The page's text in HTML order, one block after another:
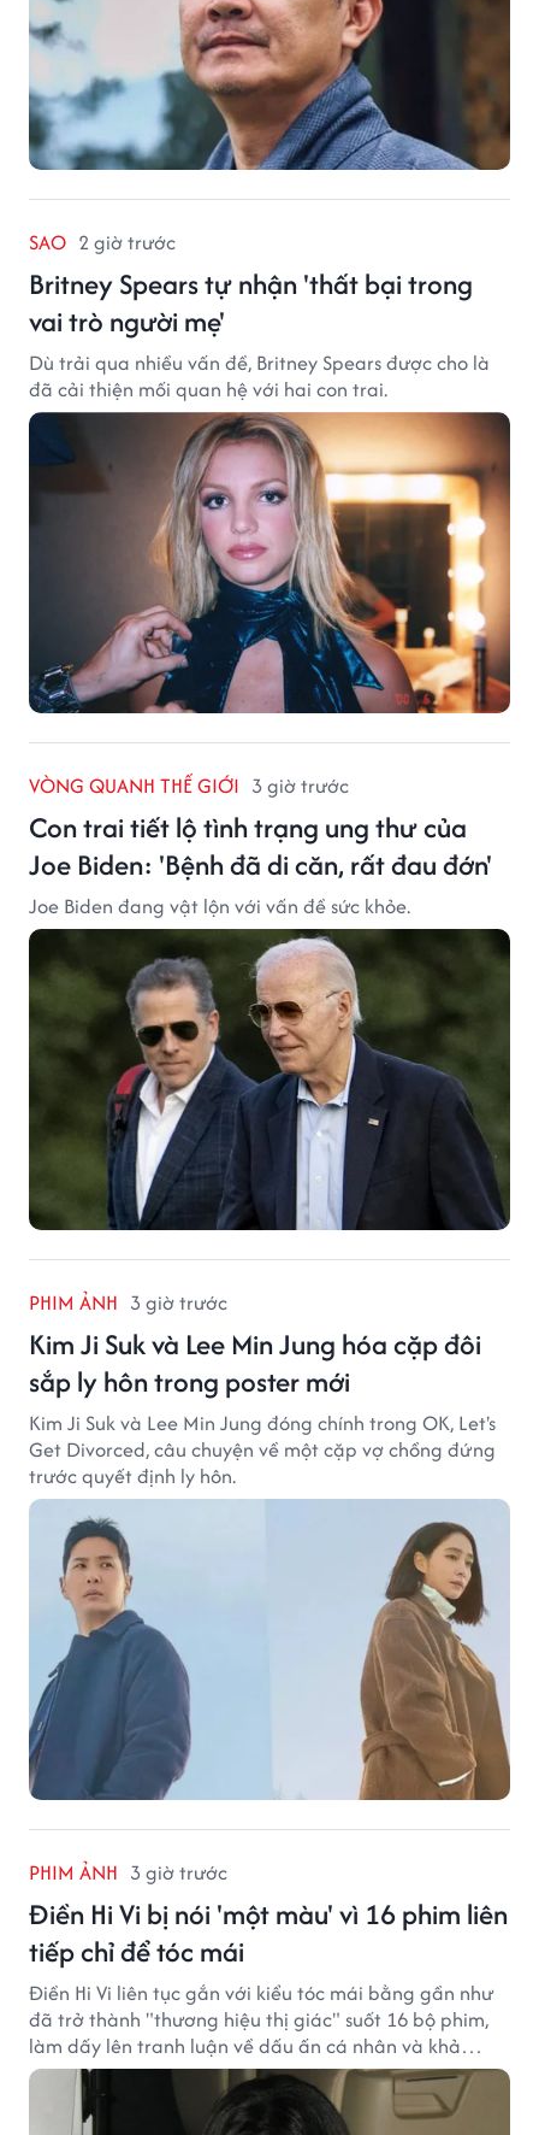
SAO 2 giờ trước
Britney Spears tự nhận 'thất bại trong
vai trò người mẹ'
Dù trải qua nhiều vấn đề, Britney Spears được cho là
đã cải thiện mối quan hệ với hai con trai.
VÒNG QUANH THẾ GIỚI 3 giờ trước
Con trai tiết lộ tình trạng ung thư của
Joe Biden: 'Bệnh đã di căn, rất đau đớn'
Joe Biden đang vật lộn với vấn đề sức khỏe.
PHIM ẢNH 3 giờ trước
Kim Ji Suk và Lee Min Jung hóa cặp đôi
sắp ly hôn trong poster mới
Kim Ji Suk và Lee Min Jung đóng chính trong OK, Let's
Get Divorced, câu chuyện về một cặp vợ chồng đứng
trước quyết định ly hôn.
PHIM ẢNH 3 giờ trước
Điền Hi Vi bị nói 'một màu' vì 16 phim liên
tiếp chỉ để tóc mái
Điền Hi Vi liên tục gắn với kiểu tóc mái bằng gần như
đã trở thành "thương hiệu thị giác" suốt 16 bộ phim,
làm dấy lên tranh luận về dấu ấn cá nhân và khả
năng biến hóa trên màn ảnh.